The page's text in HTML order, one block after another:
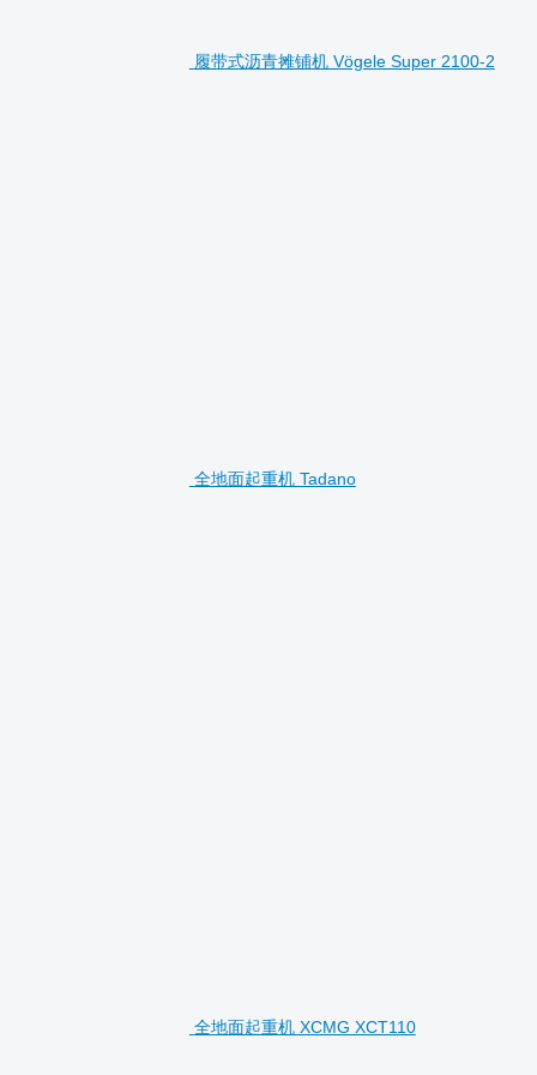
履带式沥青摊铺机 Vögele Super 2100-2
全地面起重机 Tadano
全地面起重机 XCMG XCT110